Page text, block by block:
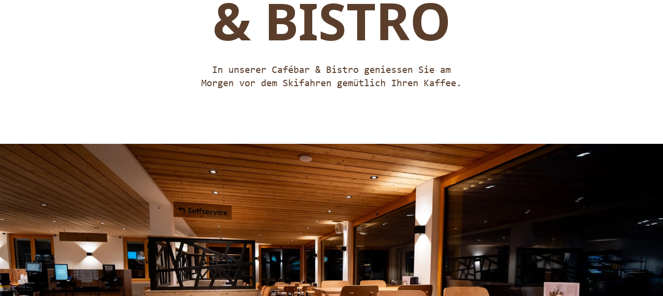
& BISTRO
In unserer Cafébar & Bistro geniessen Sie am
Morgen vor dem Skifahren gemütlich Ihren Kaffee.